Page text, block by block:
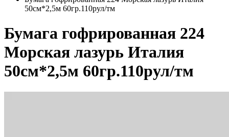
50см*2,5м 60гр.110рул/тм
Бумага гофрированная 224
Морская лазурь Италия
50см*2,5м 60гр.110рул/тм